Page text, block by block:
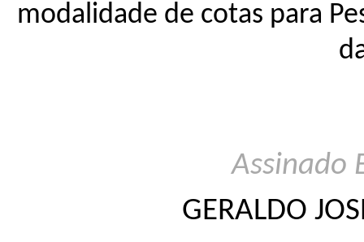
modalidade de cotas para
Assinado
GERALDO